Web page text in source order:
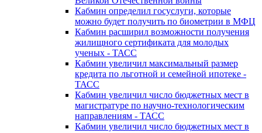
Кабмин определил госуслуги, которые
можно будет получить по биометрии в МФЦ
Кабмин расширил возможности получения
жилищного сертификата для молодых
ученых - ТАСС
Кабмин увеличил максимальный размер
кредита по льготной и семейной ипотеке -
ТАСС
Кабмин увеличил число бюджетных мест в
магистратуре по научно-технологическим
направлениям - ТАСС
Кабмин увеличил число бюджетных мест в